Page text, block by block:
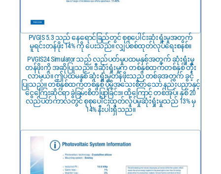
PVGIS 5.3 သည် နေရောင်ခြည်တွင် စုစုပေါင်းဆုံးရှုံးမှုအတွက်
မူရင်းတန်ဖိုး 14% ကို ပေးသည်။ လျှပ်စစ်ထုတ်လုပ်ရေးစနစ်။
PVGIS24 Simulator သည် လည်ပတ်မှုပထမနှစ်အတွက် ဆုံးရှုံးမှု
တန်ဖိုးကို အဆိုပြုသည်။ ဒီဆုံးရှုံးမှုက တစ်နှစ်ထက်တစ်နှစ် တိုး
လာမယ်။ ဤပထမနှစ် ဆုံးရှုံးမှုတန်ဖိုးသည် တစ်ခုအတွက် ခွင့်
ပြုသည်။ တစ်နှစ်ထက်တစ်နှစ် ပိုမိုအသေးစိတ်သော နည်းပညာနှင့်
ငွေကြေးဆိုင်ရာ ခွဲခြမ်းစိတ်ဖြာခြင်း။ ထို့ကြောင့် တစ်အုပ်၊ နှစ် 20
လည်ပတ်ကာလတွင် စုစုပေါင်းထုတ်လုပ်မှုဆုံးရှုံးမှုသည် 13% မှ
14% နီးပါးရှိသည်။